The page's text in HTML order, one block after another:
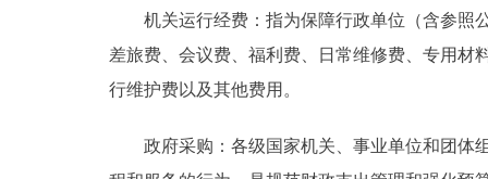
机关运行经费：指为保障行政单位（含参照公
差旅费、会议费、福利费、日常维修费、专用材
行维护费以及其他费用。
政府采购：各级国家机关、事业单位和团体组